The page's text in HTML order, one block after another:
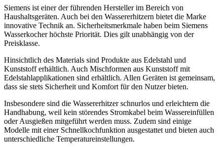
Siemens ist einer der führenden Hersteller im Bereich von
Haushaltsgeräten. Auch bei den Wassererhitzern bietet die Marke
innovative Technik an. Sicherheitsmerkmale haben beim Siemens
Wasserkocher höchste Priorität. Dies gilt unabhängig von der
Preisklasse.
Hinsichtlich des Materials sind Produkte aus Edelstahl und
Kunststoff erhältlich. Auch Mischformen aus Kunststoff mit
Edelstahlapplikationen sind erhältlich. Allen Geräten ist gemeinsam,
dass sie stets Sicherheit und Komfort für den Nutzer bieten.
Insbesondere sind die Wassererhitzer schnurlos und erleichtern die
Handhabung, weil kein störendes Stromkabel beim Wassereinfüllen
oder Ausgießen mitgeführt werden muss. Zudem sind einige
Modelle mit einer Schnellkochfunktion ausgestattet und bieten auch
unterschiedliche Temperatureinstellungen.